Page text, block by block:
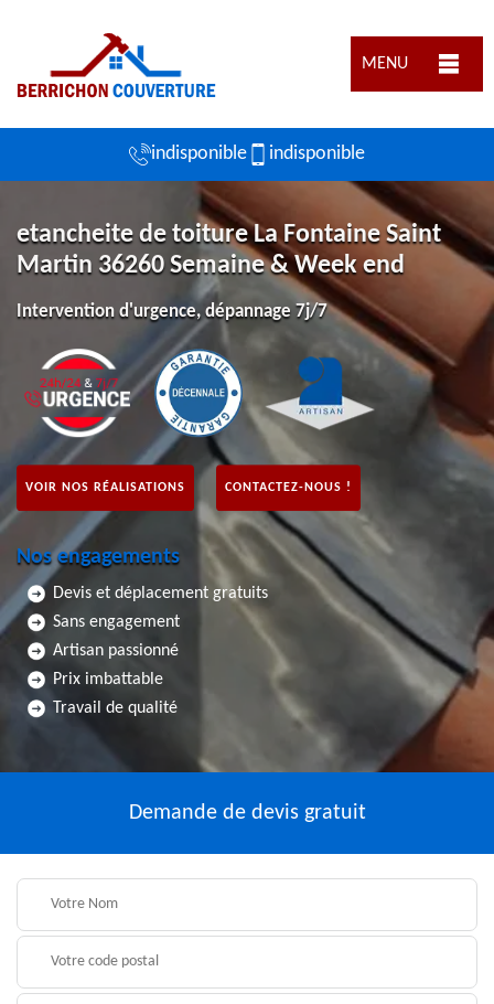
MENU
indisponible indisponible
etancheite de toiture La Fontaine Saint
Martin 36260 Semaine & Week end
Intervention d'urgence, dépannage 7j/7
VOIR NOS RÉALISATIONS CONTACTEZ-NOUS !
Nos engagements
Devis et déplacement gratuits
Sans engagement
Artisan passionné
Prix imbattable
Travail de qualité
Demande de devis gratuit